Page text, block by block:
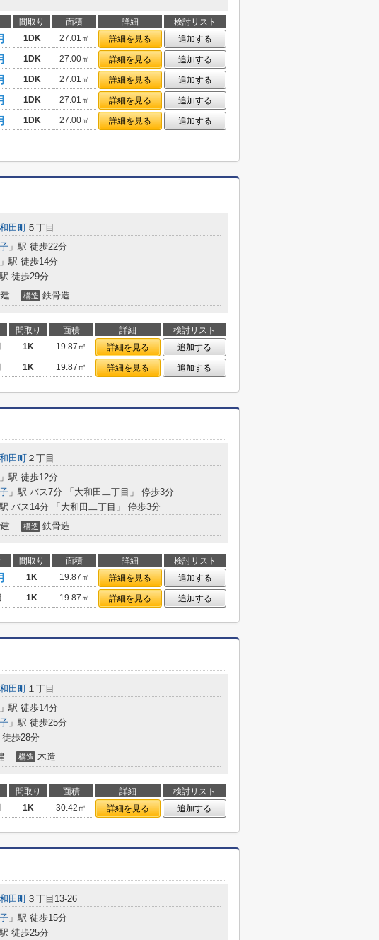
間取り 面積 詳細
検討リスト
1DK 27.01㎡ 詳細を見る
追加する
1DK 27.00㎡ 詳細を見る
追加する
1DK 27.01㎡ 詳細を見る
追加する
1DK 27.01㎡ 詳細を見る
追加する
1DK 27.00㎡ 詳細を見る 追加する
田町 ５丁目
」駅 徒歩22分
」駅 徒歩14分
徒歩29分
構造 鉄骨造
間取り 面積 詳細
検討リスト
1K 19.87㎡ 詳細を見る
追加する
1K 19.87㎡ 詳細を見る 追加する
田町 ２丁目
」駅 徒歩12分
」駅 バス7分 「大和田二丁目」 停歩3分
駅 バス14分 「大和田二丁目」 停歩3分
構造 鉄骨造
間取り 面積 詳細
検討リスト
1K 19.87㎡ 詳細を見る
追加する
1K 19.87㎡ 詳細を見る 追加する
田町 １丁目
」駅 徒歩14分
」駅 徒歩25分
徒歩28分
構造 木造
間取り 面積 詳細
検討リスト
1K 30.42㎡ 詳細を見る 追加する
田町 ３丁目13-26
」駅 徒歩15分
徒歩25分